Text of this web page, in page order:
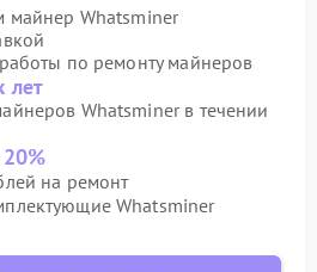
майнер Whatsminer
по ремонту майнеров
лет
Whatsminer в течении
20%
на ремонт
Whatsminer